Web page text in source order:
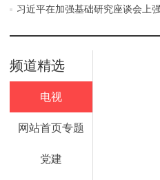
习近平在加强基础研究座谈会上
频道精选
电视
网站首页专题
党建